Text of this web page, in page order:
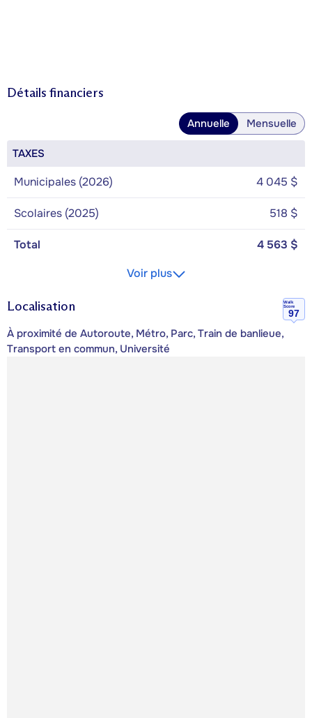
Détails financiers
Annuelle Mensuelle
TAXES
Municipales (2026) 4 045 $
Scolaires (2025) 518 $
Total
4 563 $
Voir plus
Localisation
Walk
Score
97
À proximité de Autoroute, Métro, Parc, Train de banlieue,
Transport en commun, Université